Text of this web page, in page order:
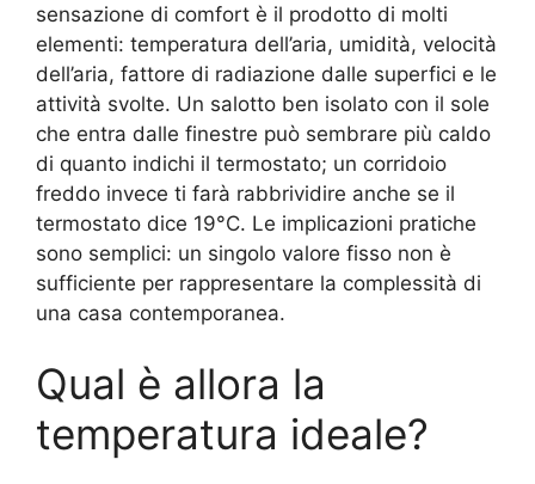
sensazione di comfort è il prodotto di molti
elementi: temperatura dell’aria, umidità, velocità
dell’aria, fattore di radiazione dalle superfici e le
attività svolte. Un salotto ben isolato con il sole
che entra dalle finestre può sembrare più caldo
di quanto indichi il termostato; un corridoio
freddo invece ti farà rabbrividire anche se il
termostato dice 19°C. Le implicazioni pratiche
sono semplici: un singolo valore fisso non è
sufficiente per rappresentare la complessità di
una casa contemporanea.
Qual è allora la
temperatura ideale?